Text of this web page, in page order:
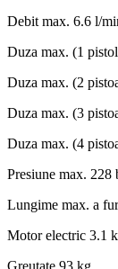
Debit max. 6.6 l/
Duza max. (1
Duza max. (2
Duza max. (3
Duza max. (4
Presiune max. 228
Lungime max. a
Motor electric 3.1